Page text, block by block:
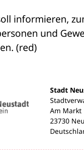
informieren,
und
(red)
Stadt
Am Markt
23730